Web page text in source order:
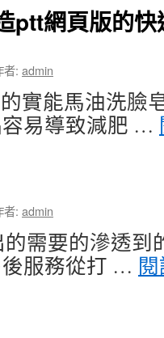
ptt網頁版的
者: admin
實能馬油洗臉
易導致減肥 …
者: admin
需要的滲透到
服務從打 …